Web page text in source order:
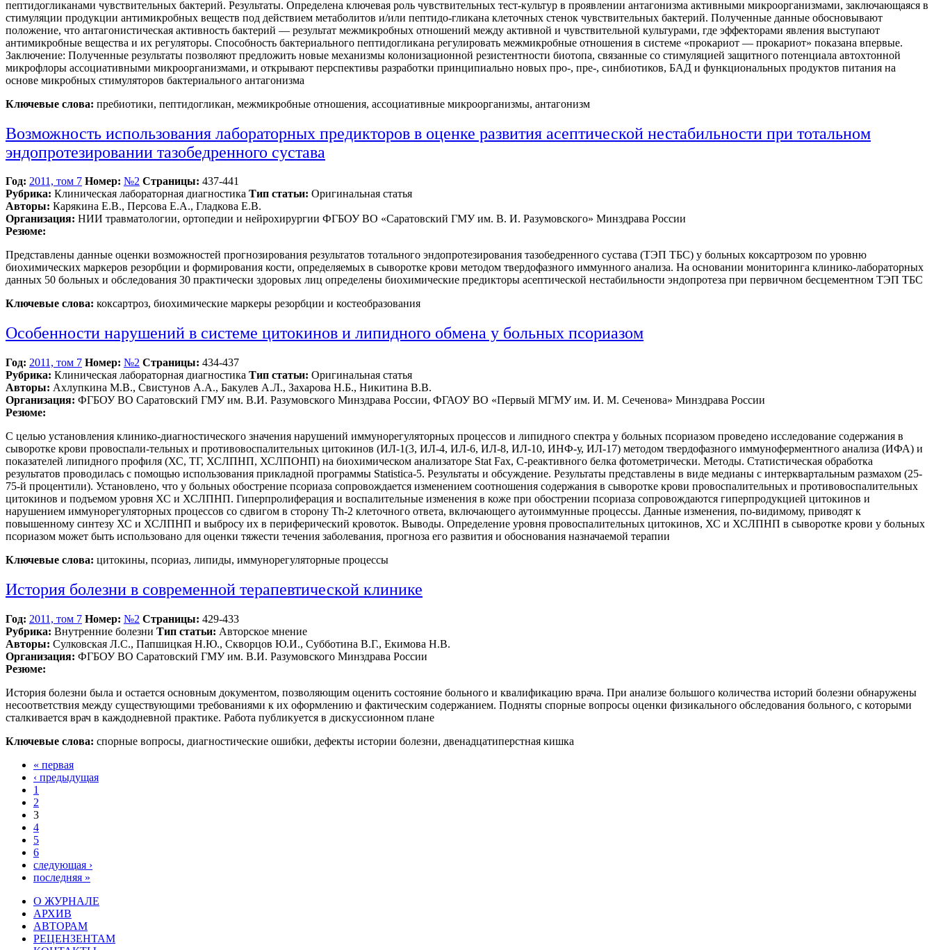
пептидогликанами чувствительных бактерий. Результаты. Определена ключевая роль чувствительных тест-культур в проявлении антагонизма активными микроорганизмами, заключающаяся в
стимуляции продукции антимикробных веществ под действием метаболитов и/или пептидо-гликана клеточных стенок чувствительных бактерий. Полученные данные обосновывают
положение, что антагонистическая активность бактерий — результат межмикробных отношений между активной и чувствительной культурами, где эффекторами явления выступают
антимикробные вещества и их регуляторы. Способность бактериального пептидогликана регулировать межмикробные отношения в системе «прокариот — прокариот» показана впервые.
Заключение: Полученные результаты позволяют предложить новые механизмы колонизационной резистентности биотопа, связанные со стимуляцией защитного потенциала автохтонной
микрофлоры ассоциативными микроорганизмами, и открывают перспективы разработки принципиально новых про-, пре-, синбиотиков, БАД и функциональных продуктов питания на
основе микробных стимуляторов бактериального антагонизма
Ключевые слова: пребиотики, пептидогликан, межмикробные отношения, ассоциативные микроорганизмы, антагонизм
Возможность использования лабораторных предикторов в оценке развития асептической нестабильности при тотальном
эндопротезировании тазобедренного сустава
Год: 2011, том 7 Номер: №2 Страницы: 437-441
Рубрика: Клиническая лабораторная диагностика Тип статьи: Оригинальная статья
Авторы: Карякина Е.В., Персова Е.А., Гладкова Е.В.
Организация: НИИ травматологии, ортопедии и нейрохирургии ФГБОУ ВО «Саратовский ГМУ им. В. И. Разумовского» Минздрава России
Резюме:
Представлены данные оценки возможностей прогнозирования результатов тотального эндопротезирования тазобедренного сустава (ТЭП ТБС) у больных коксартрозом по уровню
биохимических маркеров резорбции и формирования кости, определяемых в сыворотке крови методом твердофазного иммунного анализа. На основании мониторинга клинико-лабораторных
данных 50 больных и обследования 30 практически здоровых лиц определены биохимические предикторы асептической нестабильности эндопротеза при первичном бесцементном ТЭП ТБС
Ключевые слова: коксартроз, биохимические маркеры резорбции и костеобразования
Особенности нарушений в системе цитокинов и липидного обмена у больных псориазом
Год: 2011, том 7 Номер: №2 Страницы: 434-437
Рубрика: Клиническая лабораторная диагностика Тип статьи: Оригинальная статья
Авторы: Ахлупкина М.В., Свистунов А.А., Бакулев А.Л., Захарова Н.Б., Никитина В.В.
Организация: ФГБОУ ВО Саратовский ГМУ им. В.И. Разумовского Минздрава России, ФГАОУ ВО «Первый МГМУ им. И. М. Сеченова» Минздрава России
Резюме:
С целью установления клинико-диагностического значения нарушений иммунорегуляторных процессов и липидного спектра у больных псориазом проведено исследование содержания в
сыворотке крови провоспали-тельных и противовоспалительных цитокинов (ИЛ-1(3, ИЛ-4, ИЛ-6, ИЛ-8, ИЛ-10, ИНФ-у, ИЛ-17) методом твердофазного иммуноферментного анализа (ИФА) и
показателей липидного профиля (ХС, ТГ, ХСЛПНП, ХСЛПОНП) на биохимическом анализаторе Stat Fax, С-реактивного белка фотометрически. Методы. Статистическая обработка
результатов проводилась с помощью использования прикладной программы Statistica-5. Результаты и обсуждение. Результаты представлены в виде медианы с интерквартальным размахом (25-
75-й процентили). Установлено, что у больных обострение псориаза сопровождается изменением соотношения содержания в сыворотке крови провоспалительных и противовоспалительных
цитокинов и подъемом уровня ХС и ХСЛПНП. Гиперпролиферация и воспалительные изменения в коже при обострении псориаза сопровождаются гиперпродукцией цитокинов и
нарушением иммунорегуляторных процессов со сдвигом в сторону Th-2 клеточного ответа, включающего аутоиммунные процессы. Данные изменения, по-видимому, приводят к
повышенному синтезу ХС и ХСЛПНП и выбросу их в периферический кровоток. Выводы. Определение уровня провоспалительных цитокинов, ХС и ХСЛПНП в сыворотке крови у больных
псориазом может быть использовано для оценки тяжести течения заболевания, прогноза его развития и обоснования назначаемой терапии
Ключевые слова: цитокины, псориаз, липиды, иммунорегуляторные процессы
История болезни в современной терапевтической клинике
Год: 2011, том 7 Номер: №2 Страницы: 429-433
Рубрика: Внутренние болезни Тип статьи: Авторское мнение
Авторы: Сулковская Л.С., Папшицкая Н.Ю., Скворцов Ю.И., Субботина В.Г., Екимова Н.В.
Организация: ФГБОУ ВО Саратовский ГМУ им. В.И. Разумовского Минздрава России
Резюме:
История болезни была и остается основным документом, позволяющим оценить состояние больного и квалификацию врача. При анализе большого количества историй болезни обнаружены
несоответствия между существующими требованиями к их оформлению и фактическим содержанием. Подняты спорные вопросы оценки физикального обследования больного, с которыми
сталкивается врач в каждодневной практике. Работа публикуется в дискуссионном плане
Ключевые слова: спорные вопросы, диагностические ошибки, дефекты истории болезни, двенадцатиперстная кишка
« первая
‹ предыдущая
1
2
3
4
5
6
следующая ›
последняя »
О ЖУРНАЛЕ
АРХИВ
АВТОРАМ
РЕЦЕНЗЕНТАМ